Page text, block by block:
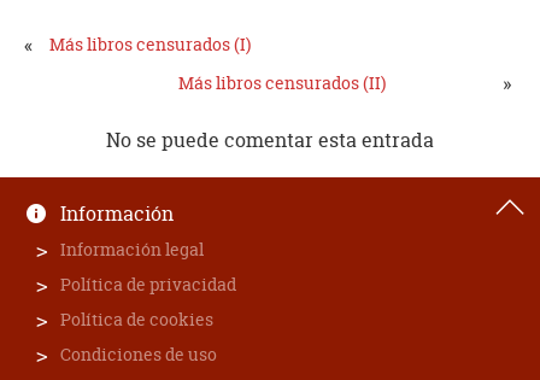
«
Más libros censurados (I)
Más libros censurados (II)
»
No se puede comentar esta entrada
Información
Información legal
Política de privacidad
Política de cookies
Condiciones de uso